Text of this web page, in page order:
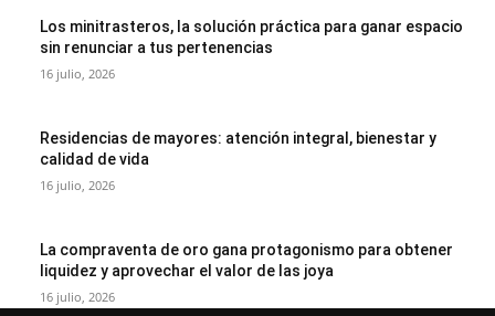
Los minitrasteros, la solución práctica para ganar espacio
sin renunciar a tus pertenencias
16 julio, 2026
Residencias de mayores: atención integral, bienestar y
calidad de vida
16 julio, 2026
La compraventa de oro gana protagonismo para obtener
liquidez y aprovechar el valor de las joya
16 julio, 2026